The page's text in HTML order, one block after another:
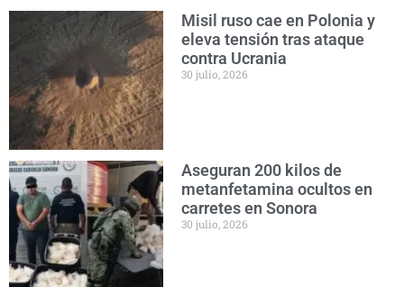
Misil ruso cae en Polonia y
eleva tensión tras ataque
contra Ucrania
30 julio, 2026
Aseguran 200 kilos de
metanfetamina ocultos en
carretes en Sonora
30 julio, 2026